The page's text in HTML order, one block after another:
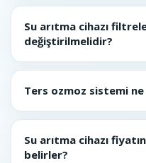
Su arıtma cihazı
değiştirilmelidir?
Ters ozmoz sistemi
Su arıtma cihazı
belirler?